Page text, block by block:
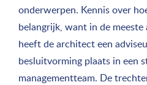
onderwerpen. Kennis over
belangrijk, want in de
heeft de architect een
besluitvorming plaats in een
managementteam. De